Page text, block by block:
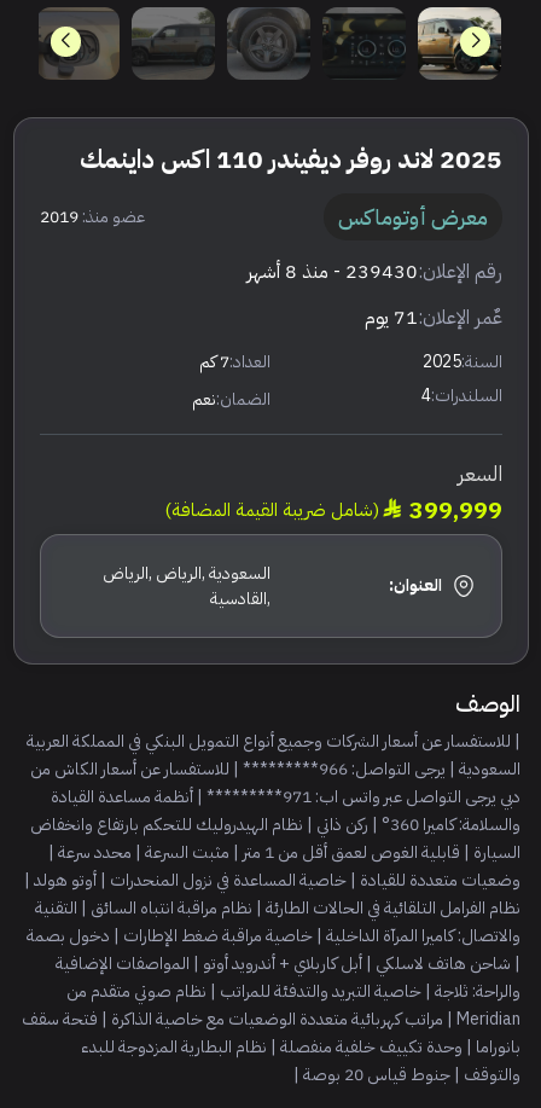
2025 لاند روفر ديفيندر 110 اكس داينمك
معرض أوتوماكس عضو منذ:2019
رقم الإعلان:239430 - منذ 8 أشهر
عٌمر الإعلان:71 يوم
السنة:2025 العداد:7 كم
السلندرات:4 الضمان:نعم
السعر
399,999 (شامل ضريبة القيمة المضافة)
العنوان:
السعودية ,الرياض ,الرياض
,القادسية
الوصف
| للاستفسار عن أسعار الشركات وجميع أنواع التمويل البنكي في المملكة العربية
السعودية | يرجى التواصل: 966********* | للاستفسار عن أسعار الكاش من
دبي يرجى التواصل عبر واتس اب: 971********* | أنظمة مساعدة القيادة
والسلامة: كاميرا 360° | ركن ذاتي | نظام الهيدروليك للتحكم بارتفاع وانخفاض
السيارة | قابلية الغوص لعمق أقل من 1 متر | مثبت السرعة | محدد سرعة |
وضعيات متعددة للقيادة | خاصية المساعدة في نزول المنحدرات | أوتو هولد |
نظام الفرامل التلقائية في الحالات الطارئة | نظام مراقبة انتباه السائق | التقنية
والاتصال: كاميرا المرآة الداخلية | خاصية مراقبة ضغط الإطارات | دخول بصمة
| شاحن هاتف لاسلكي | أبل كاربلاي + أندرويد أوتو | المواصفات الإضافية
والراحة: ثلاجة | خاصية التبريد والتدفئة للمراتب | نظام صوتي متقدم من
Meridian | مراتب كهربائية متعددة الوضعيات مع خاصية الذاكرة | فتحة سقف
بانوراما | وحدة تكييف خلفية منفصلة | نظام البطارية المزدوجة للبدء
والتوقف | جنوط قياس 20 بوصة |